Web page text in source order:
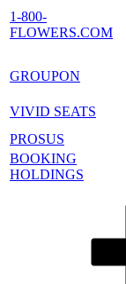
1-800-
FLOWERS.COM
GROUPON
VIVID SEATS
PROSUS
BOOKING
HOLDINGS